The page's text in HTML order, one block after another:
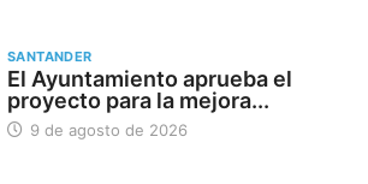
SANTANDER
El Ayuntamiento aprueba el
proyecto para la mejora...
9 de agosto de 2026